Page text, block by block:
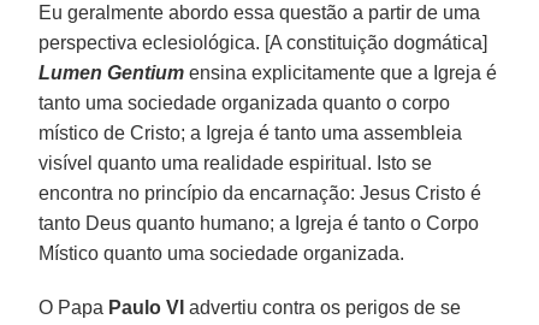
Eu geralmente abordo essa questão a partir de uma
perspectiva eclesiológica. [A constituição dogmática]
Lumen Gentium ensina explicitamente que a Igreja é
tanto uma sociedade organizada quanto o corpo
místico de Cristo; a Igreja é tanto uma assembleia
visível quanto uma realidade espiritual. Isto se
encontra no princípio da encarnação: Jesus Cristo é
tanto Deus quanto humano; a Igreja é tanto o Corpo
Místico quanto uma sociedade organizada.
O Papa Paulo VI advertiu contra os perigos de se